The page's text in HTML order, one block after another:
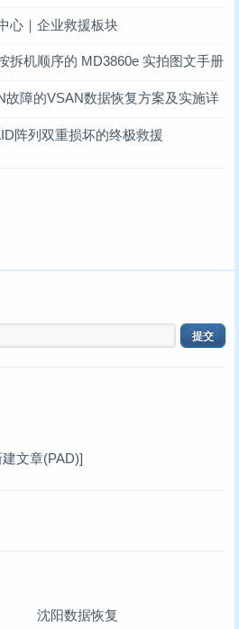
心｜企业救援板块
拆机顺序的 MD3860e 实拍图文手册
故障的VSAN数据恢复方案及实施详
构简介
阵列双重损坏的终极救援
建文章(PAD)]
沈阳数据恢复